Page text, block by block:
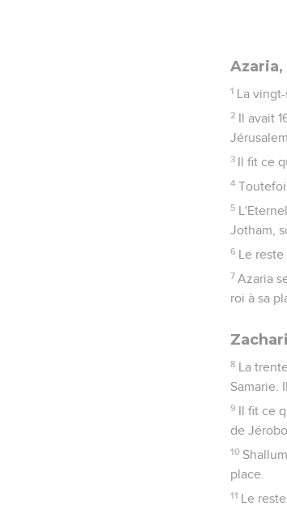
1 La
2 Il avait
Jérusalem.
3 Il fit ce
4
5
Jotham,
6 Le
7 Azaria
roi à sa
8 La
Samarie.
9 Il fit ce
de
10
place.
11 Le